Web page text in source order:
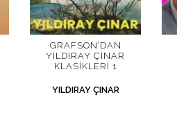
GRAFSON’DAN
YILDIRAY ÇINAR
KLASIKLERI 1
YILDIRAY ÇINAR